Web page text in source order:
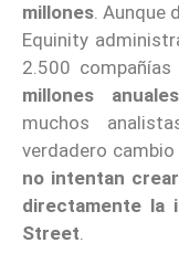
millones. Aunque
Equinity
2.500
millones anuales
muchos
verdadero
no intentan
directamente la
Street.